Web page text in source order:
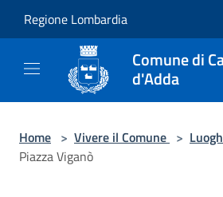
Regione Lombardia
Comune di
d'Adda
Home > Vivere il Comune >
Piazza Viganò